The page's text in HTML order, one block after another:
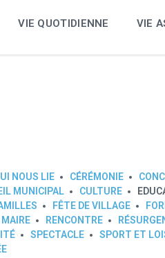
VIE QUOTIDIENNE VIE
NOUS LIE CÉRÉMONIE
MUNICIPAL CULTURE
FÊTE DE VILLAGE
MAIRE RENCONTRE
SPECTACLE
SPORT ET